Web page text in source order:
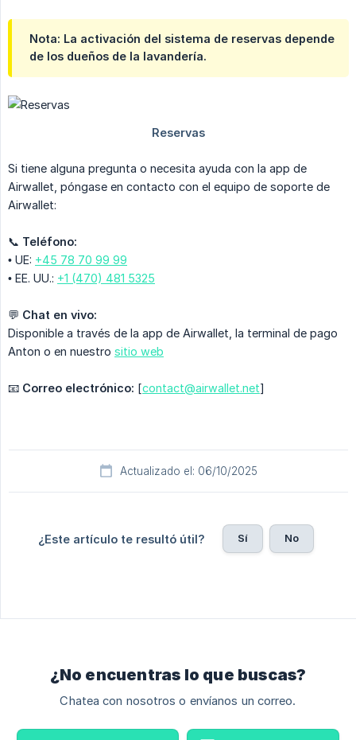
Nota: La activación del sistema de reservas depende
de los dueños de la lavandería.
Si tiene alguna pregunta o necesita ayuda con la app de
Airwallet, póngase en contacto con el equipo de soporte de
Airwallet:
📞 Teléfono:
• UE: +45 78 70 99 99
• EE. UU.: +1 (470) 481 5325
💬 Chat en vivo:
Disponible a través de la app de Airwallet, la terminal de pago
Anton o en nuestro sitio web
📧 Correo electrónico: [contact@airwallet.net]
Actualizado el: 06/10/2025
¿Este artículo te resultó útil? Sí No
¿No encuentras lo que buscas?
Chatea con nosotros o envíanos un correo.